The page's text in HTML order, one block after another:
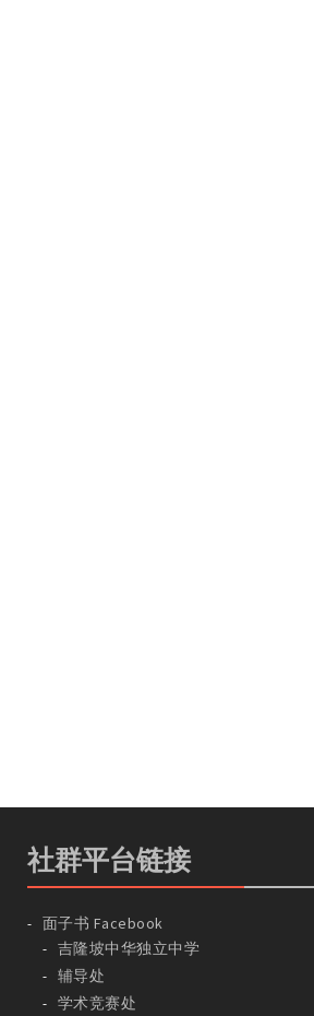
社群平台链接
面子书 Facebook
吉隆坡中华独立中学
辅导处
学术竞赛处